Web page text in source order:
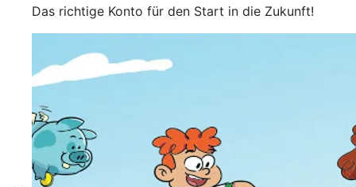
Das richtige Konto für den Start in die Zukunft!